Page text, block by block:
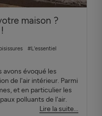
maison ?
#L'essentiel
avons évoqué les
de l'air intérieur. Parmi
et en particulier les
polluants de l'air.
Lire la suite...